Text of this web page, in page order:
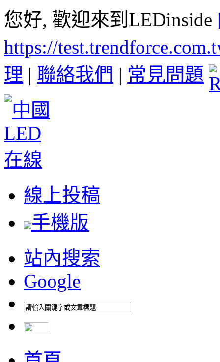
您好, 歡迎來到LEDinside
https://
理 | 聯絡我們 | 常見問題
線上投稿
手機版
站內搜索
Google